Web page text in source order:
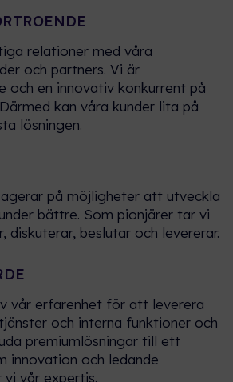
marknader
marknader vi
och hur vår
värde över
och regioner.
Uppskatta dina
3 datapunkter, så
din uppskattade
av kostnader
eller en erfaren
från team
att arbeta på
Låt oss höra det
relationer med våra
och partners. Vi är
och en innovativ konkurrent på
kan våra kunder lita på
lösningen.
på möjligheter att utveckla
bättre. Som pionjärer tar vi
diskuterar, beslutar och levererar.
vår erfarenhet för att leverera
och interna funktioner och
premiumlösningar till ett
innovation och ledande
vår expertis.